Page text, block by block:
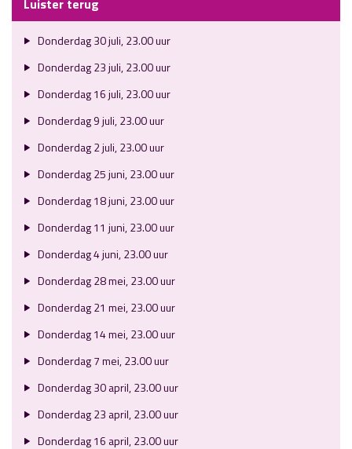
Luister terug
Donderdag 30 juli, 23.00 uur
Donderdag 23 juli, 23.00 uur
Donderdag 16 juli, 23.00 uur
Donderdag 9 juli, 23.00 uur
Donderdag 2 juli, 23.00 uur
Donderdag 25 juni, 23.00 uur
Donderdag 18 juni, 23.00 uur
Donderdag 11 juni, 23.00 uur
Donderdag 4 juni, 23.00 uur
Donderdag 28 mei, 23.00 uur
Donderdag 21 mei, 23.00 uur
Donderdag 14 mei, 23.00 uur
Donderdag 7 mei, 23.00 uur
Donderdag 30 april, 23.00 uur
Donderdag 23 april, 23.00 uur
Donderdag 16 april, 23.00 uur